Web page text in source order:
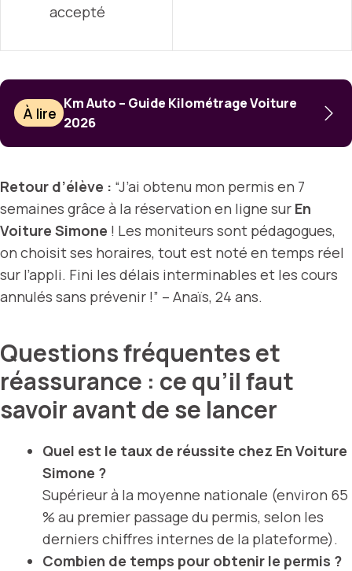
accepté
À lire
Km Auto – Guide Kilométrage Voiture
2026
Retour d’élève : “J’ai obtenu mon permis en 7
semaines grâce à la réservation en ligne sur En
Voiture Simone ! Les moniteurs sont pédagogues,
on choisit ses horaires, tout est noté en temps réel
sur l’appli. Fini les délais interminables et les cours
annulés sans prévenir !” – Anaïs, 24 ans.
Questions fréquentes et
réassurance : ce qu’il faut
savoir avant de se lancer
Quel est le taux de réussite chez En Voiture
Simone ?
Supérieur à la moyenne nationale (environ 65
% au premier passage du permis, selon les
derniers chiffres internes de la plateforme).
Combien de temps pour obtenir le permis ?